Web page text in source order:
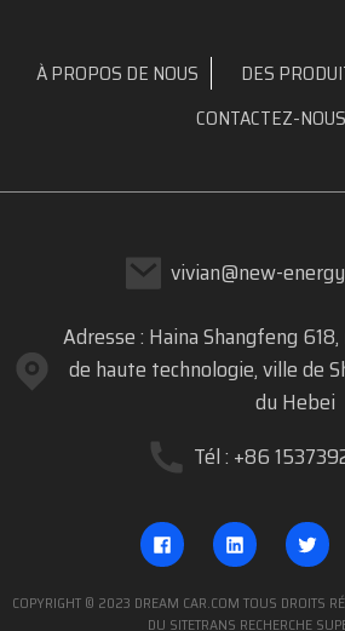
À PROPOS DE NOUS DES
CONTACTEZ-NOUS
vivian@new-
Adresse : Haina Shangfeng
de haute technologie, ville de
du Hebei
Tél : +86
COPYRIGHT © 2023 DREAM CAR.COM TOUS DROITS
DU SITETRANS RECHERCHE